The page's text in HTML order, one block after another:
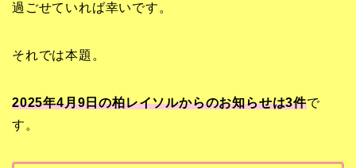
過ごせていれば幸いです。
それでは本題。
2025年4月9日の柏レイソルからのお知らせは3件で
す。